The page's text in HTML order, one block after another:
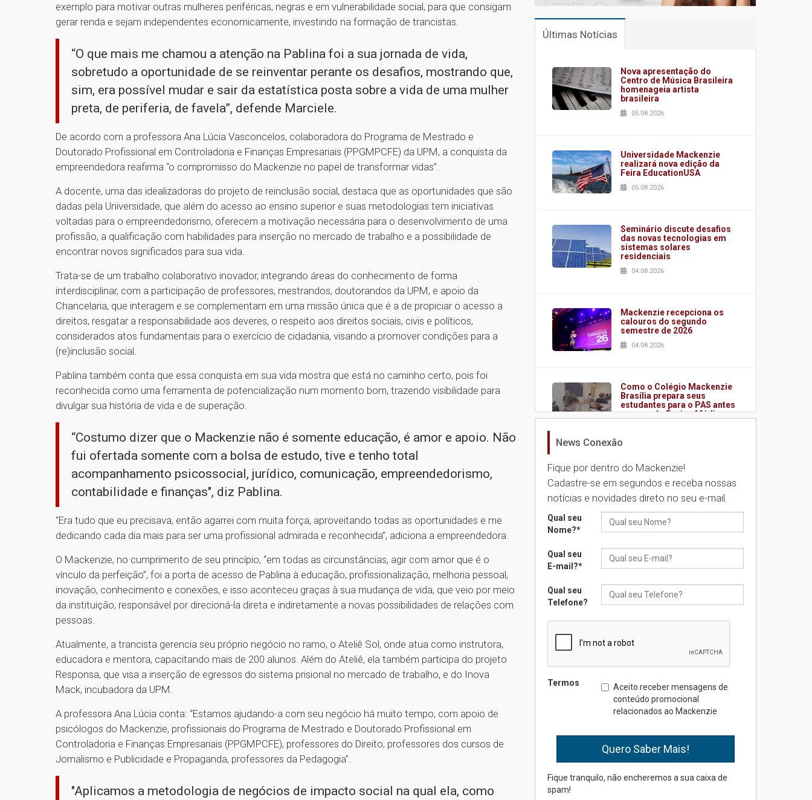
exemplo para motivar outras mulheres periféricas, negras e em vulnerabilidade social, para que consigam
gerar renda e sejam independentes economicamente, investindo na formação de trancistas.
“O que mais me chamou a atenção na Pablina foi a sua jornada de vida,
sobretudo a oportunidade de se reinventar perante os desafios, mostrando que,
sim, era possível mudar e sair da estatística posta sobre a vida de uma mulher
preta, de periferia, de favela”, defende Marciele.
De acordo com a professora Ana Lúcia Vasconcelos, colaboradora do Programa de Mestrado e
Doutorado Profissional em Controladoria e Finanças Empresariais (PPGMPCFE) da UPM, a conquista da
empreendedora reafirma “o compromisso do Mackenzie no papel de transformar vidas”.
A docente, uma das idealizadoras do projeto de reinclusão social, destaca que as oportunidades que são
dadas pela Universidade, que além do acesso ao ensino superior e suas metodologias tem iniciativas
voltadas para o empreendedorismo, oferecem a motivação necessária para o desenvolvimento de uma
profissão, a qualificação com habilidades para inserção no mercado de trabalho e a possibilidade de
encontrar novos significados para sua vida.
Trata-se de um trabalho colaborativo inovador, integrando áreas do conhecimento de forma
interdisciplinar, com a participação de professores, mestrandos, doutorandos da UPM, e apoio da
Chancelaria, que interagem e se complementam em uma missão única que é a de propiciar o acesso a
direitos, resgatar a responsabilidade aos deveres, o respeito aos direitos sociais, civis e políticos,
considerados atos fundamentais para o exercício de cidadania, visando a promover condições para a
(re)inclusão social.
Pablina também conta que essa conquista em sua vida mostra que está no caminho certo, pois foi
reconhecida como uma ferramenta de potencialização num momento bom, trazendo visibilidade para
divulgar sua história de vida e de superação.
“Costumo dizer que o Mackenzie não é somente educação, é amor e apoio. Não
fui ofertada somente com a bolsa de estudo, tive e tenho total
acompanhamento psicossocial, jurídico, comunicação, empreendedorismo,
contabilidade e finanças", diz Pablina.
"Era tudo que eu precisava, então agarrei com muita força, aproveitando todas as oportunidades e me
dedicando cada dia mais para ser uma profissional admirada e reconhecida”, adiciona a empreendedora.
O Mackenzie, no cumprimento de seu princípio, “em todas as circunstâncias, agir com amor que é o
vínculo da perfeição”, foi a porta de acesso de Pablina à educação, profissionalização, melhoria pessoal,
inovação, conhecimento e conexões, e isso aconteceu graças à sua mudança de vida, que veio por meio
da instituição, responsável por direcioná-la direta e indiretamente a novas possibilidades de relações com
pessoas.
Atualmente, a trancista gerencia seu próprio negócio no ramo, o Ateliê Sol, onde atua como instrutora,
educadora e mentora, capacitando mais de 200 alunos. Além do Ateliê, ela também participa do projeto
Responsa, que visa a inserção de egressos do sistema prisional no mercado de trabalho, e do Inova
Mack, incubadora da UPM.
A professora Ana Lúcia conta: “Estamos ajudando-a com seu negócio há muito tempo, com apoio de
psicólogos do Mackenzie, profissionais do Programa de Mestrado e Doutorado Profissional em
Controladoria e Finanças Empresariais (PPGMPCFE), professores do Direito, professores dos cursos de
Jornalismo e Publicidade e Propaganda, professores da Pedagogia".
"Aplicamos a metodologia de negócios de impacto social na qual ela, como
Últimas Notícias
Nova apresentação do
Centro de Música Brasileira
homenageia artista
brasileira
05.08.2026
Universidade Mackenzie
realizará nova edição da
Feira EducationUSA
05.08.2026
Seminário discute desafios
das novas tecnologias em
sistemas solares
residenciais
04.08.2026
Mackenzie recepciona os
calouros do segundo
semestre de 2026
04.08.2026
Como o Colégio Mackenzie
Brasília prepara seus
estudantes para o PAS antes
mesmo do Ensino Médio
Como os pais podem investir
na educação dos filhos além
da escola
04.08.2026
Transformadora reúne
docentes para debater
inovação e desafios da
04.08.2026
finalista do Prêmio Jabuti
com obra sobre ética e
arquitetura contemporânea
parcerias internacionais
03.08.2026
News Conexão
Fique por dentro do Mackenzie!
Cadastre-se em segundos e receba nossas
notícias e novidades direto no seu e-mail.
Qual seu
Nome?*
Qual seu
E-mail?*
Qual seu
Telefone?
Termos
Aceito receber mensagens de
conteúdo promocional
relacionados ao Mackenzie
Fique tranquilo, não encheremos a sua caixa de
spam!